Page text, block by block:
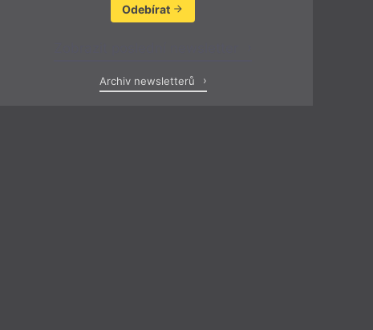
Odebírat
Archiv newsletterů